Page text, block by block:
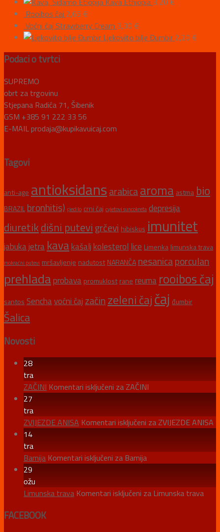
Rooibos čaj 2,65 €
Voćni čaj Strawberry Cream 3,30 €
Ljekovito bilje Đumbir 2,20 €
Podaci o tvrtci
SUPREMO
obrt za trgovinu
Stjepana Radića 71, Šibenik
GSM +385 91 222 33 56
E-MAIL prodaja@kupikavuicaj.com
Tagovi
anti-age antioksidans arabicaaroma astma bio
BRAZIL bronhitis) cjedilo crni čaj cvjetovi suncokreta depresija
diuretikdišni putevi grčevi hibiskus imunitet
jabukajetra kavakašaljkolesterol lice Limenka limunska trava
mokraćni putevi mršavljenje nadutost NARANČA nesanicaporculan
prehladaprobava promuklost rane reuma rooibos čaj
santos Senchavoćni čaj začin zeleni čajčaj đumbir
Šalica
Novosti
28
tra
ZAČINI Komentari isključeni za ZAČINI
27
tra
ZVIJEZDE ANISA Komentari isključeni za ZVIJEZDE ANISA
14
tra
Bamija Komentari isključeni za Bamija
29
ožu
Limunska trava Komentari isključeni za Limunska trava
FACEBOOK